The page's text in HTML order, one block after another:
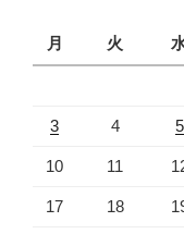
月
火
3 4 5
10 11
17 18